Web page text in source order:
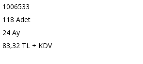
1006533
118 Adet
24 Ay
83,32 TL + KDV